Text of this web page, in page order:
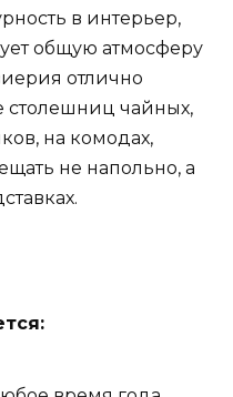
в интерьер,
общую атмосферу
отлично
столешниц чайных,
на комодах,
не напольно, а